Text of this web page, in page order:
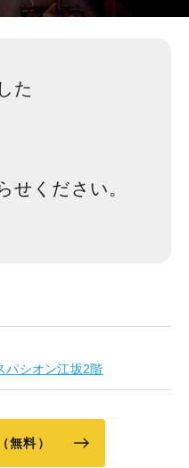
た
せください。
シオン江坂2階
無料）